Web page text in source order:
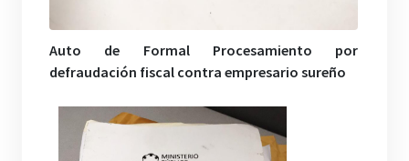
Auto de Formal Procesamiento por
defraudación fiscal contra empresario sureño